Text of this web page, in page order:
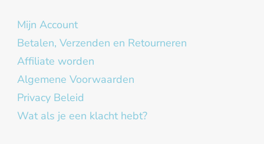
Mijn Account
Betalen, Verzenden en Retourneren
Affiliate worden
Algemene Voorwaarden
Privacy Beleid
Wat als je een klacht hebt?